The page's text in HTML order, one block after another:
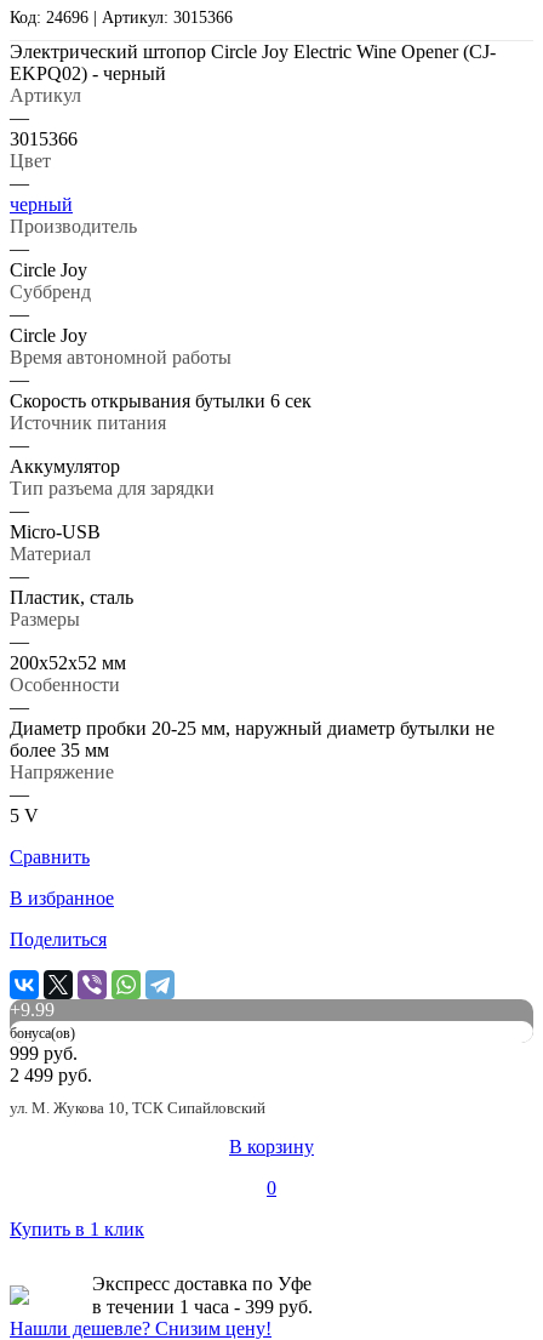
Код: 24696 | Артикул: 3015366
Электрический штопор Circle Joy Electric Wine Opener (CJ-
EKPQ02) - черный
Артикул
—
3015366
Цвет
—
черный
Производитель
—
Circle Joy
Суббренд
—
Circle Joy
Время автономной работы
—
Скорость открывания бутылки 6 сек
Источник питания
—
Аккумулятор
Тип разъема для зарядки
—
Micro-USB
Материал
—
Пластик, cталь
Размеры
—
200x52x52 мм
Особенности
—
Диаметр пробки 20-25 мм, наружный диаметр бутылки не
более 35 мм
Напряжение
—
5 V
Сравнить
В избранное
Поделиться
+9.99
бонуса(ов)
999 руб.
2 499 руб.
ул. М. Жукова 10, ТСК Сипайловский
В корзину
0
Купить в 1 клик
Экспресс доставка по Уфе
в течении 1 часа - 399 руб.
Нашли дешевле? Снизим цену!